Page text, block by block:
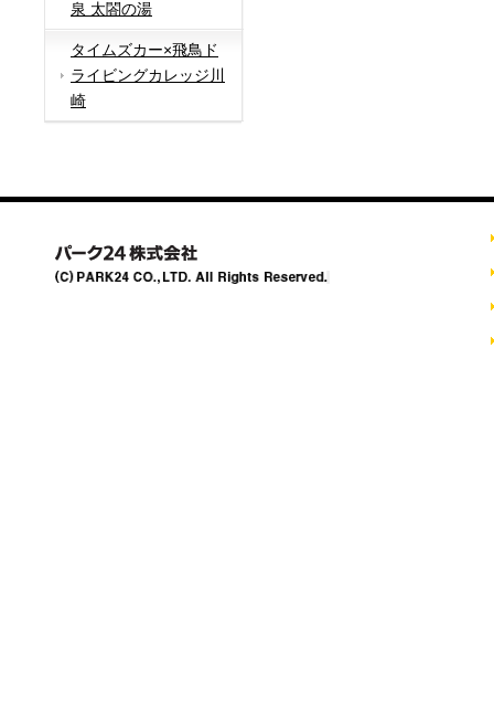
泉 太閤の湯
タイムズカー×飛鳥ド
ライビングカレッジ川
崎